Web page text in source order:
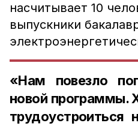
насчитывает 10
выпускники
«Нам повезло
новой программы.
трудоустроиться